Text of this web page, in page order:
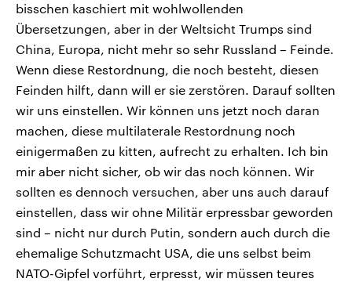
bisschen kaschiert mit wohlwollenden
Übersetzungen, aber in der Weltsicht Trumps sind
China, Europa, nicht mehr so sehr Russland – Feinde.
Wenn diese Restordnung, die noch besteht, diesen
Feinden hilft, dann will er sie zerstören. Darauf sollten
wir uns einstellen. Wir können uns jetzt noch daran
machen, diese multilaterale Restordnung noch
einigermaßen zu kitten, aufrecht zu erhalten. Ich bin
mir aber nicht sicher, ob wir das noch können. Wir
sollten es dennoch versuchen, aber uns auch darauf
einstellen, dass wir ohne Militär erpressbar geworden
sind – nicht nur durch Putin, sondern auch durch die
ehemalige Schutzmacht USA, die uns selbst beim
NATO-Gipfel vorführt, erpresst, wir müssen teures